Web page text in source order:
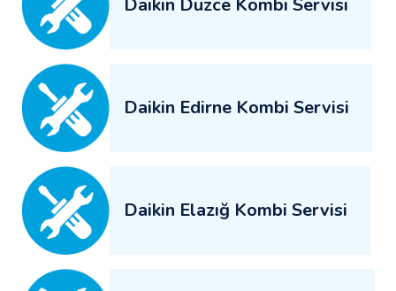
Daikin Edirne Kombi Servisi
Daikin Elazığ Kombi Servisi